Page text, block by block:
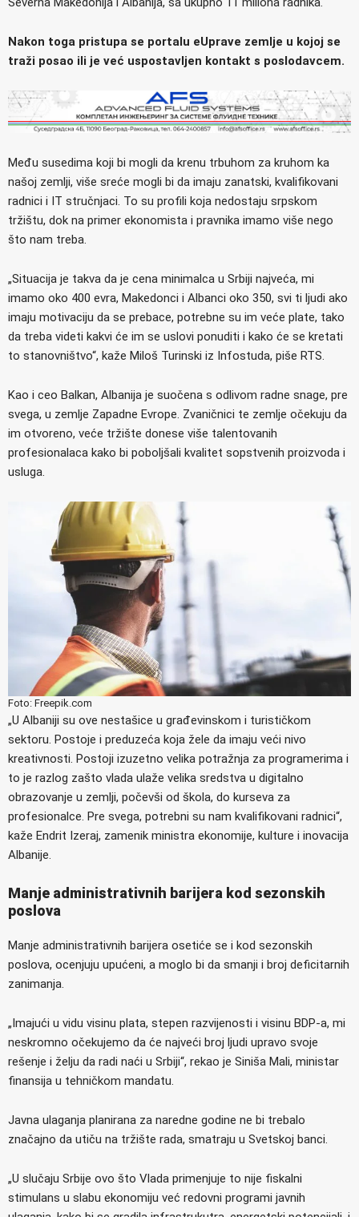
Nakon toga pristupa se portalu eUprave zemlje u kojoj se
traži posao ili je već uspostavljen kontakt s poslodavcem.
Među susedima koji bi mogli da krenu trbuhom za kruhom ka
našoj zemlji, više sreće mogli bi da imaju zanatski, kvalifikovani
radnici i IT stručnjaci. To su profili koja nedostaju srpskom
tržištu, dok na primer ekonomista i pravnika imamo više nego
što nam treba.
„Situacija je takva da je cena minimalca u Srbiji najveća, mi
imamo oko 400 evra, Makedonci i Albanci oko 350, svi ti ljudi ako
imaju motivaciju da se prebace, potrebne su im veće plate, tako
da treba videti kakvi će im se uslovi ponuditi i kako će se kretati
to stanovništvo“, kaže Miloš Turinski iz Infostuda, piše RTS.
Kao i ceo Balkan, Albanija je suočena s odlivom radne snage, pre
svega, u zemlje Zapadne Evrope. Zvaničnici te zemlje očekuju da
im otvoreno, veće tržište donese više talentovanih
profesionalaca kako bi poboljšali kvalitet sopstvenih proizvoda i
usluga.
Foto: Freepik.com
„U Albaniji su ove nestašice u građevinskom i turističkom
sektoru. Postoje i preduzeća koja žele da imaju veći nivo
kreativnosti. Postoji izuzetno velika potražnja za programerima i
to je razlog zašto vlada ulaže velika sredstva u digitalno
obrazovanje u zemlji, počevši od škola, do kurseva za
profesionalce. Pre svega, potrebni su nam kvalifikovani radnici“,
kaže Endrit Izeraj, zamenik ministra ekonomije, kulture i inovacija
Albanije.
Manje administrativnih barijera kod sezonskih
poslova
Manje administrativnih barijera osetiće se i kod sezonskih
poslova, ocenjuju upućeni, a moglo bi da smanji i broj deficitarnih
zanimanja.
„Imajući u vidu visinu plata, stepen razvijenosti i visinu BDP-a, mi
neskromno očekujemo da će najveći broj ljudi upravo svoje
rešenje i želju da radi naći u Srbiji“, rekao je Siniša Mali, ministar
finansija u tehničkom mandatu.
Javna ulaganja planirana za naredne godine ne bi trebalo
značajno da utiču na tržište rada, smatraju u Svetskoj banci.
„U slučaju Srbije ovo što Vlada primenjuje to nije fiskalni
stimulans u slabu ekonomiju već redovni programi javnih